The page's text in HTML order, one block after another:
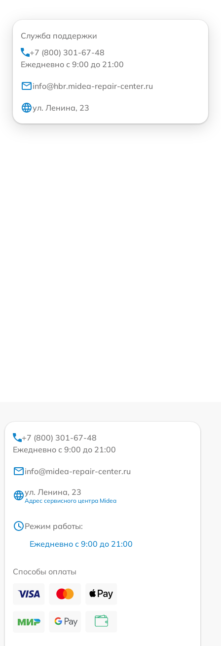
Служба поддержки
+7 (800) 301-67-48
Ежедневно с 9:00 до 21:00
info@hbr.midea-repair-center.ru
ул. Ленина, 23
+7 (800) 301-67-48
Ежедневно с 9:00 до 21:00
info@midea-repair-center.ru
ул. Ленина, 23
Адрес сервисного центра Midea
Режим работы:
Ежедневно с 9:00 до 21:00
Способы оплаты